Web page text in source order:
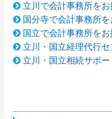
立川で会計事務所をお
国分寺で会計事務所を
国立で会計事務所をお
立川・国立経理代行セ
立川・国立相続サポ